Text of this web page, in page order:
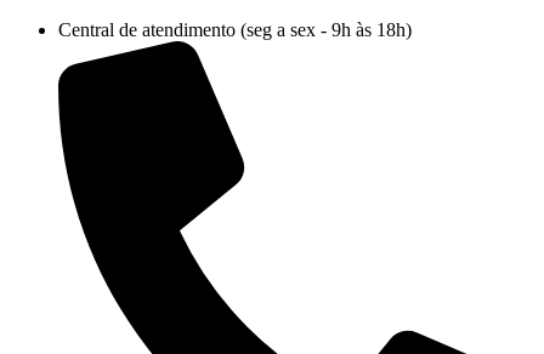
conteúdo
Central de atendimento (seg a sex - 9h às 18h)